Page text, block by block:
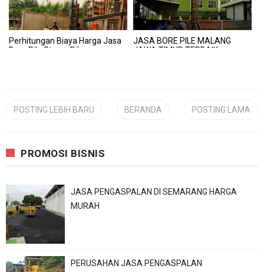
Perhitungan Biaya Harga Jasa
Bore Pile Straus Pile
JASA BORE PILE MALANG
JAWA TIMUR TERBAIK
POSTING LEBIH BARU POSTING LAMA
BERANDA
PROMOSI BISNIS
JASA PENGASPALAN DI SEMARANG HARGA
MURAH
PERUSAHAN JASA PENGASPALAN